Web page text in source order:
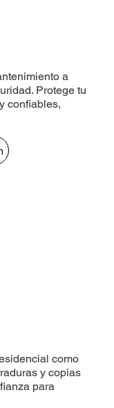
a
Protege tu
confiables,
como
y copias
para